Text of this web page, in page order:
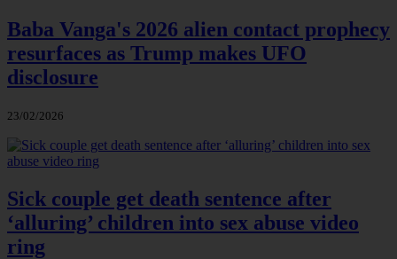
Baba Vanga's 2026 alien contact prophecy
resurfaces as Trump makes UFO
disclosure
23/02/2026
Sick couple get death sentence after
‘alluring’ children into sex abuse video
ring